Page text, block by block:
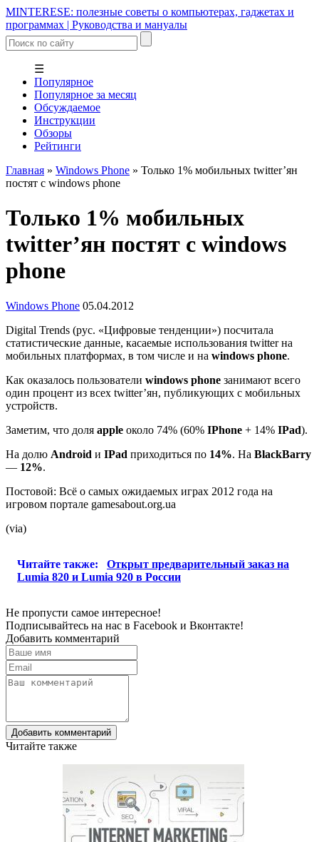
MINTERESE: полезные советы о компьютерах, гаджетах и
программах | Руководства и мануалы
☰
Популярное
Популярное за месяц
Обсуждаемое
Инструкции
Обзоры
Рейтинги
Главная » Windows Phone » Только 1% мобильных twitter’ян
постят с windows phone
Только 1% мобильных
twitter’ян постят с windows
phone
Windows Phone 05.04.2012
Digital Trends (рус. «Цифровые тенденции») посчитала
статистические данные, касаемые использования twitter на
мобильных платформах, в том числе и на windows phone.
Как оказалось пользователи windows phone занимают всего
один процент из всех twitter’ян, публикующих с мобильных
устройств.
Заметим, что доля apple около 74% (60% IPhone + 14% IPad).
На долю Android и IPad приходиться по 14%. На BlackBarry
— 12%.
Постовой: Всё о самых ожидаемых играх 2012 года на
игровом портале gamesabout.org.ua
(via)
Читайте также:
Открыт предварительный заказ на
Lumia 820 и Lumia 920 в России
Не пропусти самое интересное!
Подписывайтесь на нас в Facebook и Вконтакте!
Добавить комментарий
Добавить комментарий
Читайте также